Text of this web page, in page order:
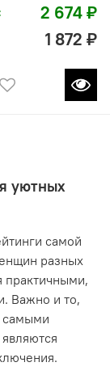
2 674 ₽
1 872 ₽
уютных
самой
разных
практичными,
Важно и то,
самыми